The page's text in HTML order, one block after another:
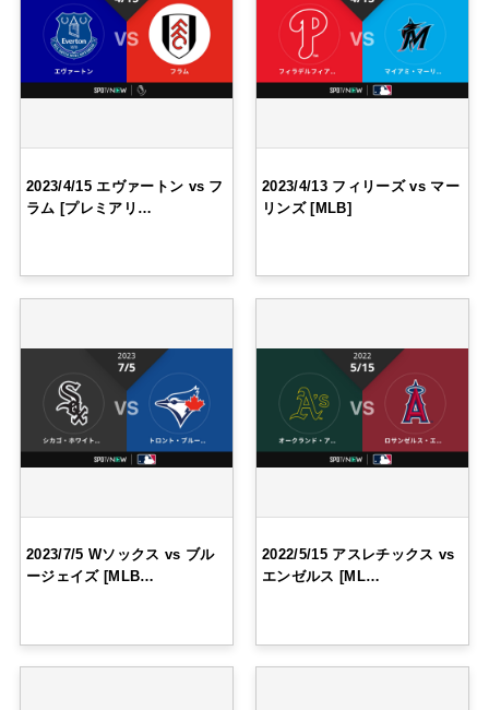
2023/4/15 エヴァートン vs フ
ラム [プレミアリ…
2023/4/13 フィリーズ vs マー
リンズ [MLB]
2023/7/5 Wソックス vs ブル
ージェイズ [MLB…
2022/5/15 アスレチックス vs
エンゼルス [ML…